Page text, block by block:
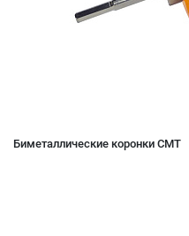
Биметаллические коронки CMT